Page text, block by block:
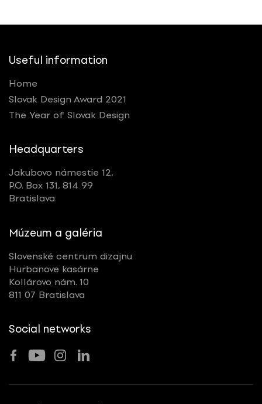
Useful information
Home
Slovak Design Award 2021
The Year of Slovak Design
Headquarters
Jakubovo námestie 12,
P.O. Box 131, 814 99
Bratislava
Múzeum a galéria
Slovenské centrum dizajnu
Hurbanove kasárne
Kollárovo nám. 10
811 07 Bratislava
Social networks